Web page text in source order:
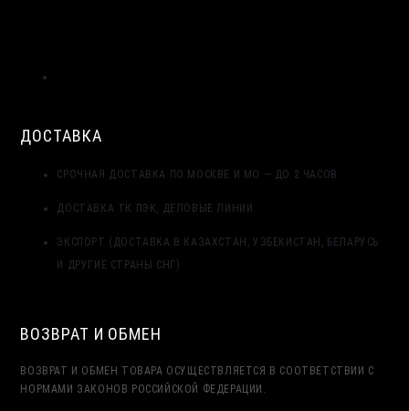
ДОСТАВКА
СРОЧНАЯ ДОСТАВКА ПО МОСКВЕ И МО — ДО 2 ЧАСОВ.
ДОСТАВКА ТК ПЭК, ДЕЛОВЫЕ ЛИНИИ
ЭКСПОРТ (ДОСТАВКА В КАЗАХСТАН, УЗБЕКИСТАН, БЕЛАРУСЬ
И ДРУГИЕ СТРАНЫ СНГ)
ВОЗВРАТ И ОБМЕН
ВОЗВРАТ И ОБМЕН ТОВАРА ОСУЩЕСТВЛЯЕТСЯ В СООТВЕТСТВИИ С
НОРМАМИ ЗАКОНОВ РОССИЙСКОЙ ФЕДЕРАЦИИ.